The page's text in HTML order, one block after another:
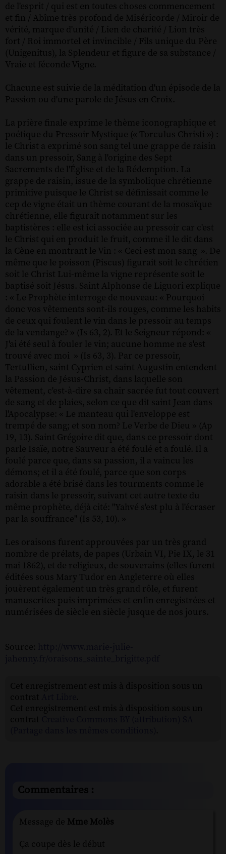
de l'esprit / qui est en toutes choses commencement
et fin / Abîme très profond de Miséricorde / Miroir de
vérité, marque d'unité / Lien de charité / Lion très
fort / Roi immortel et invincible / Fils unique du Père
(Unigenitus), la Splendeur et figure de sa substance /
Vraie et féconde Vigne.
Chacune est suivie de la méditation d'un épisode de la
Passion ou d'une parole de Jésus en Croix.
La prière finale exprime le thème iconographique et
poétique du Pressoir Mystique (« Torculus Christi ») :
le Christ a exprimé son sang tel une grappe de raisin
dans un pressoir, Sang à l'origine des Sept
Sacrements de l'Église et de la Rédemption. La
grappe de raisin, issue de la symbolique chrétienne
primitive puisque le Christ se définissait comme le
cep de vigne était un thème courant de la mosaïque
chrétienne, elle figurait notamment sur les
baptistères : elle est ici associée au pressoir car c'est
le Christ qui en produit le fruit, comme il le dit dans
la Cène en montrant le Vin : « Ceci est mon sang ». De
même que le poisson (Piscus) figurait soit le chrétien
soit le Christ Lui-même la vigne représente soit le
baptisé soit Jésus. Saint Alphonse de Liguori explique
: « Le Prophète interroge de nouveau: « Pourquoi
donc vos vêtements sont-ils rouges, comme les habits
de ceux qui foulent le vin dans le pressoir au temps
de la vendange? » (Is 63, 2). Et le Seigneur répond: «
J'ai été seul à fouler le vin; aucune homme ne s'est
trouvé avec moi » (Is 63, 3). Par ce pressoir,
Tertullien, saint Cyprien et saint Augustin entendent
la Passion de Jésus-Christ, dans laquelle son
vêtement, c'est-à-dire sa chair sacrée fut tout couvert
de sang et de plaies, selon ce que dit saint Jean dans
l'Apocalypse: « Le manteau qui l'enveloppe est
trempé de sang; et son nom? Le Verbe de Dieu » (Ap
19, 13). Saint Grégoire dit que, dans ce pressoir dont
parle Isaïe, notre Sauveur a été foulé et a foulé. Il a
foulé parce que, dans sa passion, il a vaincu les
démons; et il a été foulé, parce que son corps
adorable a été brisé dans les tourments comme le
raisin dans le pressoir, suivant cet autre texte du
même prophète, déjà cité: "Yahvé s'est plu à l'écraser
par la souffrance" (Is 53, 10). »
Les oraisons furent approuvées par un très grand
nombre de prélats, de papes (Urbain VI, Pie IX, le 31
mai 1862), et de religieux, de souverains (elles furent
éditées sous Mary Tudor en Angleterre où elles
jouèrent également un très grand rôle, et furent
manuscrites puis imprimées et enfin enregistrées et
numérisées de siècle en siècle jusque de nos jours.
Source:
Commentaires :
Message de Mme Molès
Ça coupe dès le début